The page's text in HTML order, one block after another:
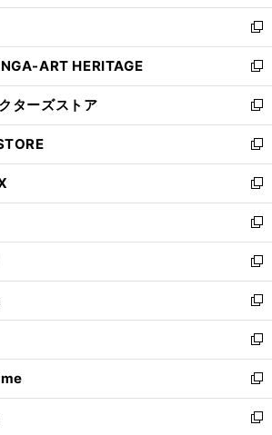
ウ
で
開
く
ン
ド
ウ
で
開
く
新
し
い
ウ
ィ
ン
ド
ウ
で
開
く
ART HERITAGE
新
し
い
ウ
ィ
ン
ド
ウ
で
開
く
ターズストア
新
し
い
ウ
ィ
ン
ド
ウ
で
開
く
新
し
い
ウ
ィ
ン
ド
ウ
で
開
く
新
し
い
ウ
ィ
ン
ド
ウ
で
開
く
新
し
い
ウ
ィ
ン
ド
ウ
で
開
く
新
し
い
ウ
ィ
ン
ド
ウ
で
新
し
い
ウ
ィ
ン
ド
新
し
い
ウ
ィ
新
し
い
新